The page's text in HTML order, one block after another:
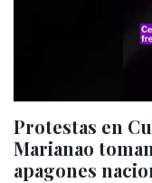
Protestas en
Marianao
apagones